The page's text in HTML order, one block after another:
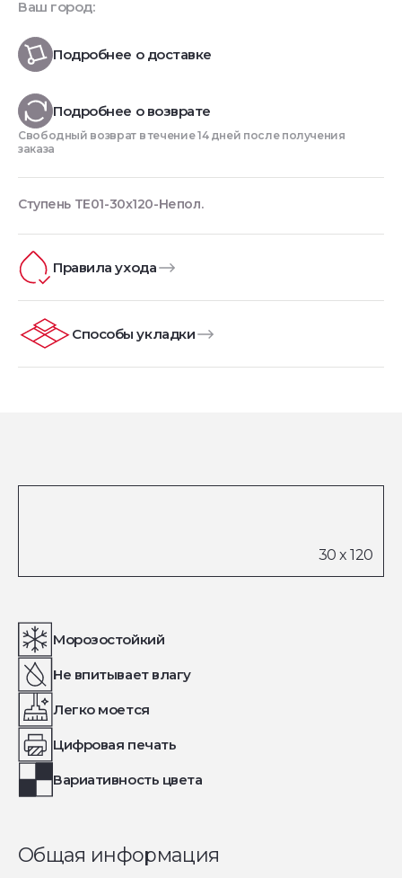
Ваш город:
Подробнее о доставке
Подробнее о возврате
Свободный возврат в течение 14 дней после получения
заказа
Ступень TE01-30x120-Непол.
Правила ухода
Способы укладки
Морозостойкий
Не впитывает влагу
Легко моется
Цифровая печать
Вариативность цвета
Общая информация